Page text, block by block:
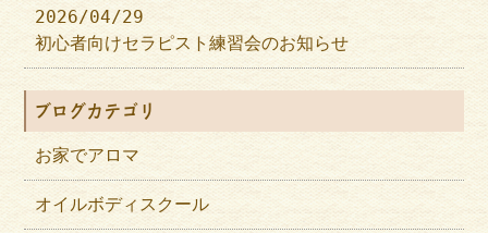
2026/04/29
初心者向けセラピスト練習会のお知らせ
ブログカテゴリ
お家でアロマ
オイルボディスクール